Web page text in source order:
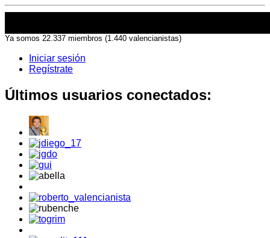
Ya somos 22.337 miembros (1.440 valencianistas)
Iniciar sesión
Regístrate
Últimos usuarios conectados: